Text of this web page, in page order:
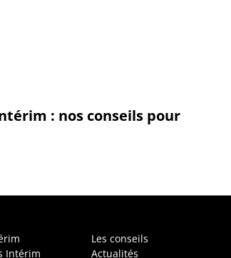
: nos conseils pour
Intérim
Les conseils
Actualités